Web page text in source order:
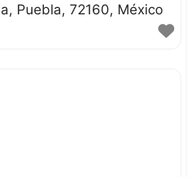
Puebla 72160 México